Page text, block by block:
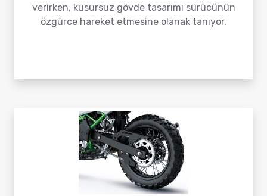
verirken, kusursuz gövde tasarımı sürücünün
özgürce hareket etmesine olanak tanıyor.